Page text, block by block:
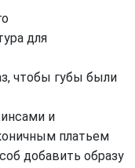
для
чтобы губы были
и
платьем
добавить образу